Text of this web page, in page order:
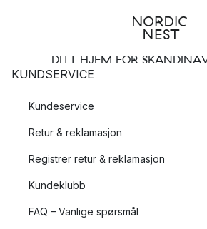
DITT HJEM FOR
KUNDSERVICE
Kundeservice
Retur & reklamasjon
Registrer retur & reklamasjon
Kundeklubb
FAQ – Vanlige spørsmål